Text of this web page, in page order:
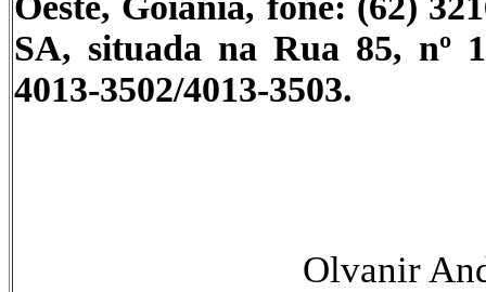
SA, situada na Rua 85, nº
4013-3502/4013-3503.
Olvanir